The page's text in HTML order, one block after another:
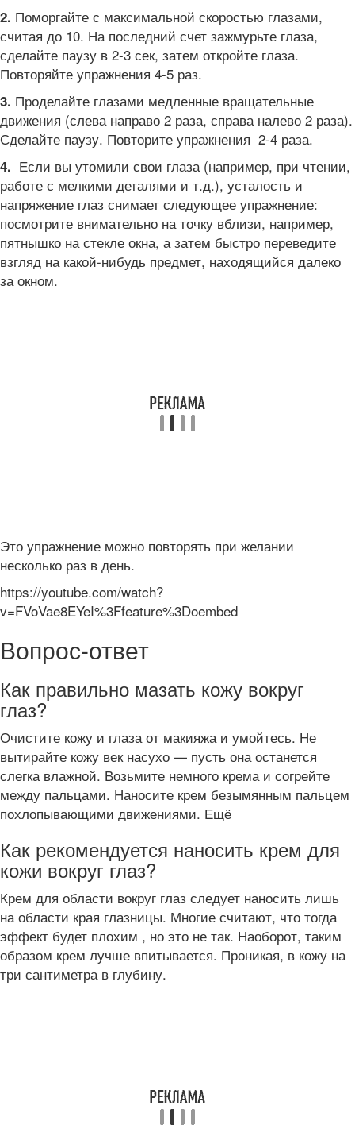
2. Поморгайте с максимальной скоростью глазами,
считая до 10. На последний счет зажмурьте глаза,
сделайте паузу в 2-3 сек, затем откройте глаза.
Повторяйте упражнения 4-5 раз.
3. Проделайте глазами медленные вращательные
движения (слева направо 2 раза, справа налево 2 раза).
Сделайте паузу. Повторите упражнения 2-4 раза.
4. Если вы утомили свои глаза (например, при чтении,
работе с мелкими деталями и т.д.), усталость и
напряжение глаз снимает следующее упражнение:
посмотрите внимательно на точку вблизи, например,
пятнышко на стекле окна, а затем быстро переведите
взгляд на какой-нибудь предмет, находящийся далеко
за окном.
Это упражнение можно повторять при желании
несколько раз в день.
https://youtube.com/watch?
v=FVoVae8EYeI%3Ffeature%3Doembed
Вопрос-ответ
Как правильно мазать кожу вокруг
глаз?
Очистите кожу и глаза от макияжа и умойтесь. Не
вытирайте кожу век насухо — пусть она останется
слегка влажной. Возьмите немного крема и согрейте
между пальцами. Наносите крем безымянным пальцем
похлопывающими движениями. Ещё
Как рекомендуется наносить крем для
кожи вокруг глаз?
Крем для области вокруг глаз следует наносить лишь
на области края глазницы. Многие считают, что тогда
эффект будет плохим , но это не так. Наоборот, таким
образом крем лучше впитывается. Проникая, в кожу на
три сантиметра в глубину.